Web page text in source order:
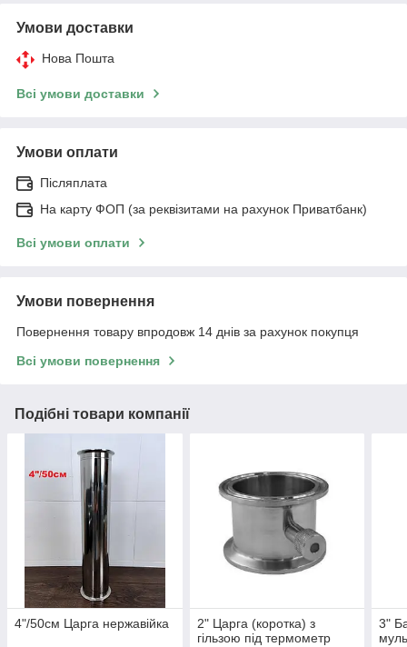
Умови доставки
Нова Пошта
Всі умови доставки
Умови оплати
Післяплата
На карту ФОП (за реквізитами на рахунок Приватбанк)
Всі умови оплати
Умови повернення
Повернення товару впродовж 14 днів за рахунок покупця
Всі умови повернення
Подібні товари компанії
4"/50см Царга нержавійка
2" Царга (коротка) з
гільзою під термометр
3"